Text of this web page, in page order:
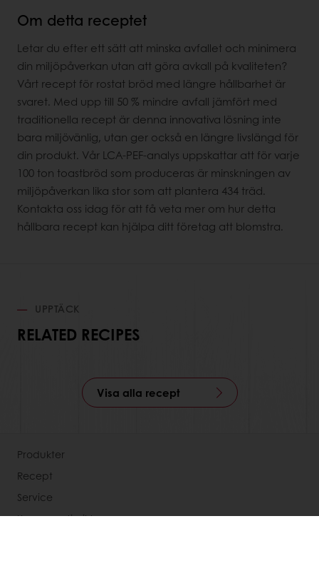
Om detta receptet
Letar du efter ett sätt att minska avfallet och minimera
din miljöpåverkan utan att göra avkall på kvaliteten?
Vårt recept för rostat bröd med längre hållbarhet är
svaret. Med upp till 50 % mindre avfall jämfört med
traditionella recept är denna innovativa lösning inte
bara miljövänlig, utan ger också en längre livslängd för
din produkt. Vår LCA-PEF-analys uppskattar att för varje
100 ton toastbröd som produceras är minskningen av
miljöpåverkan lika stor som att plantera 434 träd.
Kontakta oss idag för att få veta mer om hur detta
hållbara recept kan hjälpa ditt företag att blomstra.
UPPTÄCK
RELATED RECIPES
Visa alla recept
Produkter
Recept
Service
Konsumentinsikter